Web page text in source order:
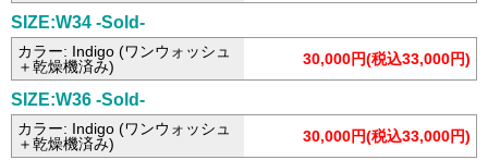
SIZE:W34 -Sold-
カラー: Indigo (ワンウォッシュ
＋乾燥機済み)
30,000円(税込33,000円)
SIZE:W36 -Sold-
カラー: Indigo (ワンウォッシュ
＋乾燥機済み)
30,000円(税込33,000円)